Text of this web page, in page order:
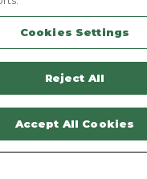
Mentions légales
Plan du site
Contactez-nous
Cookies Settings
Reject All
Accept All Cookies